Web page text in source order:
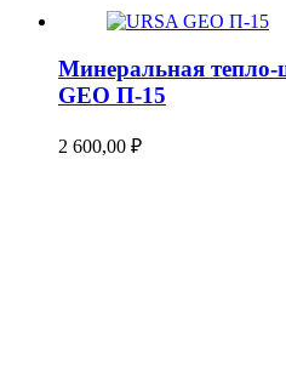
Минеральная
GEO П-15
2 600,00 ₽